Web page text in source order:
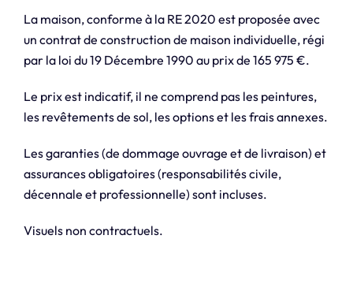
La maison, conforme à la RE 2020 est proposée avec
un contrat de construction de maison individuelle, régi
par la loi du 19 Décembre 1990 au prix de 165 975 €.
Le prix est indicatif, il ne comprend pas les peintures,
les revêtements de sol, les options et les frais annexes.
Les garanties (de dommage ouvrage et de livraison) et
assurances obligatoires (responsabilités civile,
décennale et professionnelle) sont incluses.
Visuels non contractuels.